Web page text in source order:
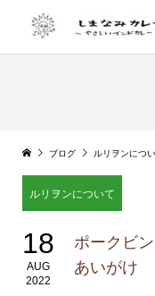
ブログ ルリヲンにつ
ルリヲンについて
18
AUG
2022
ポークビ
あいがけ